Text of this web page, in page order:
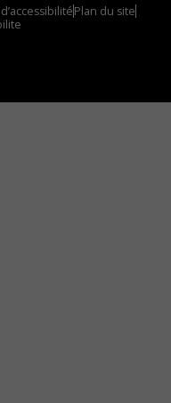
Plan du site